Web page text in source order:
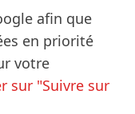
afin que
en priorité
votre
sur "Suivre sur